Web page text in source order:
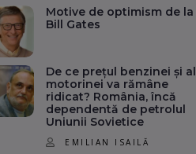
Motive de optimism de la
Bill Gates
De ce prețul benzinei și al
motorinei va rămâne
ridicat? România, încă
dependentă de petrolul
Uniunii Sovietice
EMILIAN ISAILĂ